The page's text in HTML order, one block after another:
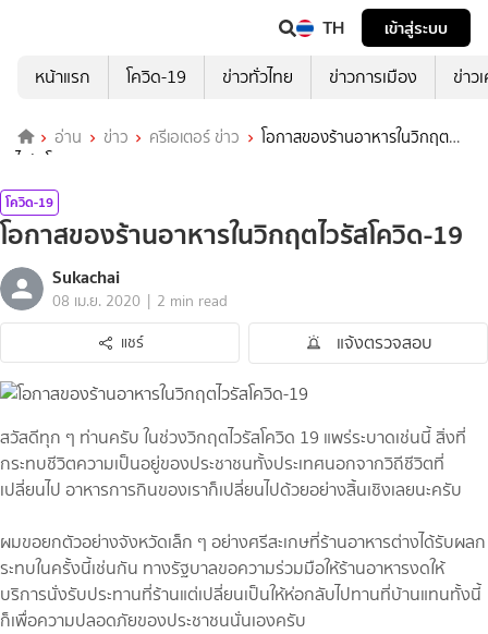
TH
เข้าสู่ระบบ
หน้าแรก
โควิด-19 ข่าวทั่วไทย ข่าวการเมือง ข่าว
อ่าน ข่าว ครีเอเตอร์ ข่าว
โอกาสของร้านอาหารในวิกฤต
ไวรัสโควิด-19
โควิด-19
โอกาสของร้านอาหารในวิกฤตไวรัสโควิด-19
Sukachai
08 เม.ย. 2020 | 2 min read
แชร์
แจ้งตรวจสอบ
สวัสดีทุก ๆ ท่านครับ ในช่วงวิกฤตไวรัสโควิด 19 แพร่ระบาดเช่นนี้ สิ่งที่
กระทบชีวิตความเป็นอยู่ของประชาชนทั้งประเทศนอกจากวิถีชีวิตที่
เปลี่ยนไป อาหารการกินของเราก็เปลี่ยนไปด้วยอย่างสิ้นเชิงเลยนะครับ
ผมขอยกตัวอย่างจังหวัดเล็ก ๆ อย่างศรีสะเกษที่ร้านอาหารต่างได้รับผลก
ระทบในครั้งนี้เช่นกัน ทางรัฐบาลขอความร่วมมือให้ร้านอาหารงดให้
บริการนั่งรับประทานที่ร้านแต่เปลี่ยนเป็นให้ห่อกลับไปทานที่บ้านแทนทั้งนี้
ก็เพื่อความปลอดภัยของประชาชนนั่นเองครับ